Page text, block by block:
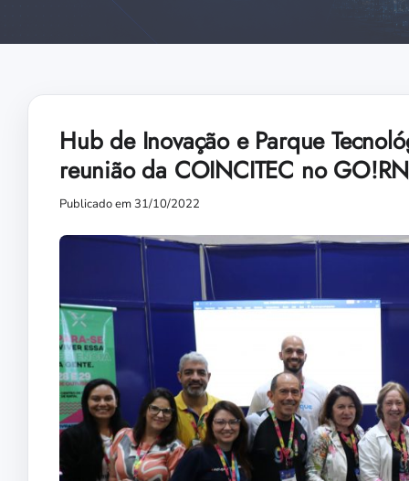
Hub de Inovação e Parque
reunião da COINCITEC no GO!RN
Publicado em 31/10/2022